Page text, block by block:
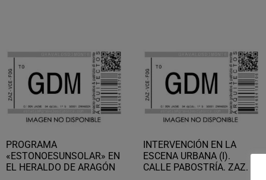
PROGRAMA
«ESTONOESUNSOLAR» EN
EL HERALDO DE ARAGÓN
INTERVENCIÓN EN LA
ESCENA URBANA (I).
CALLE PABOSTRÍA. ZAZ.